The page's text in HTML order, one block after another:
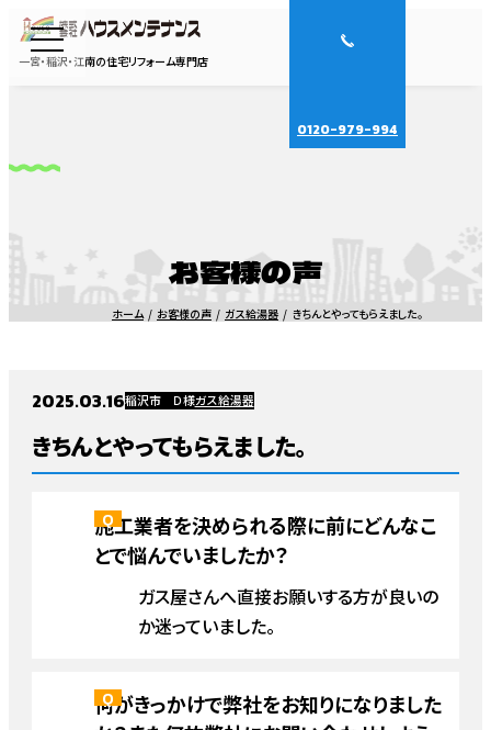
一宮・稲沢・江南の住宅リフォーム専門店
0120-979-994
お客様の声
ホーム お客様の声 ガス給湯器 きちんとやってもらえました。
2025.03.16稲沢市 Ｄ様ガス給湯器
きちんとやってもらえました。
施工業者を決められる際に前にどんなこ
とで悩んでいましたか？
ガス屋さんへ直接お願いする方が良いの
か迷っていました。
何がきっかけで弊社をお知りになりました